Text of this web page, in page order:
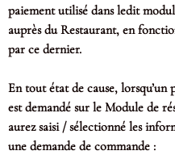
paiement utilisé dans ledit
auprès du Restaurant, en
par ce dernier.
En tout état de cause,
est demandé sur le Module de
aurez saisi / sélectionné les
une demande de commande :